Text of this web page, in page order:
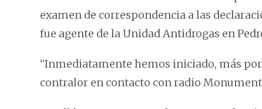
examen de correspondencia a las
fue agente de la Unidad Antidrogas en
“Inmediatamente hemos iniciado, más
contralor en contacto con radio